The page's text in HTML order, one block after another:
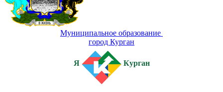
Муниципальное образование
город Курган
Я Курган